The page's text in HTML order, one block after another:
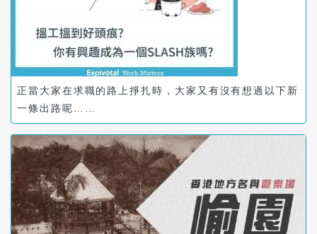
正當大家在求職的路上掙扎時，大家又有沒有想過以下新
一條出路呢……